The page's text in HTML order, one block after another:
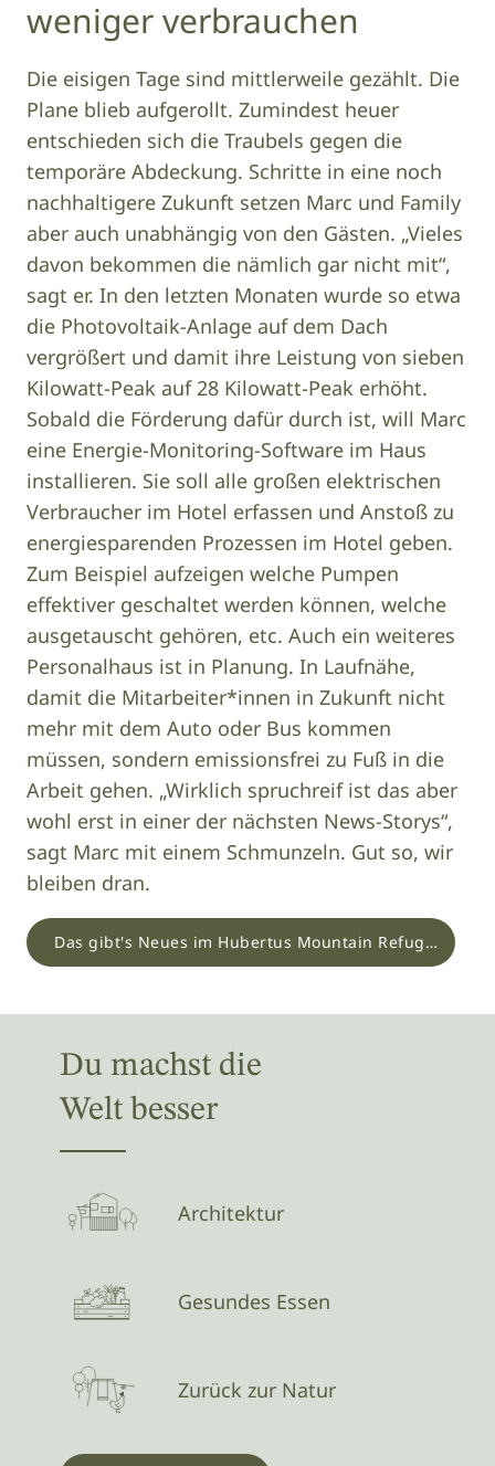
weniger verbrauchen
Die eisigen Tage sind mittlerweile gezählt. Die
Plane blieb aufgerollt. Zumindest heuer
entschieden sich die Traubels gegen die
temporäre Abdeckung. Schritte in eine noch
nachhaltigere Zukunft setzen Marc und Family
aber auch unabhängig von den Gästen. „Vieles
davon bekommen die nämlich gar nicht mit“,
sagt er. In den letzten Monaten wurde so etwa
die Photovoltaik-Anlage auf dem Dach
vergrößert und damit ihre Leistung von sieben
Kilowatt-Peak auf 28 Kilowatt-Peak erhöht.
Sobald die Förderung dafür durch ist, will Marc
eine Energie-Monitoring-Software im Haus
installieren. Sie soll alle großen elektrischen
Verbraucher im Hotel erfassen und Anstoß zu
energiesparenden Prozessen im Hotel geben.
Zum Beispiel aufzeigen welche Pumpen
effektiver geschaltet werden können, welche
ausgetauscht gehören, etc. Auch ein weiteres
Personalhaus ist in Planung. In Laufnähe,
damit die Mitarbeiter*innen in Zukunft nicht
mehr mit dem Auto oder Bus kommen
müssen, sondern emissionsfrei zu Fuß in die
Arbeit gehen. „Wirklich spruchreif ist das aber
wohl erst in einer der nächsten News-Storys“,
sagt Marc mit einem Schmunzeln. Gut so, wir
bleiben dran.
Das gibt's Neues im Hubertus Mountain Refugio Allgäu!
Du machst die
Welt besser
Architektur
Gesundes Essen
Zurück zur Natur